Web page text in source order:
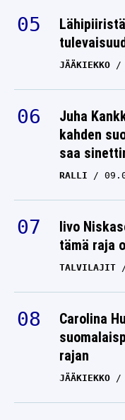
JÄÄKIEKKO
Juha
kahden
saa
RALLI
Iivo
tämä raja
TALVILAJIT
Carolina
rajan
JÄÄKIEKKO